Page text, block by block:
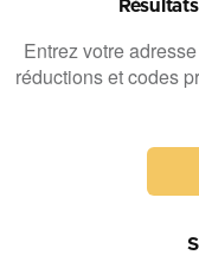
Entrez votre
réductions et codes